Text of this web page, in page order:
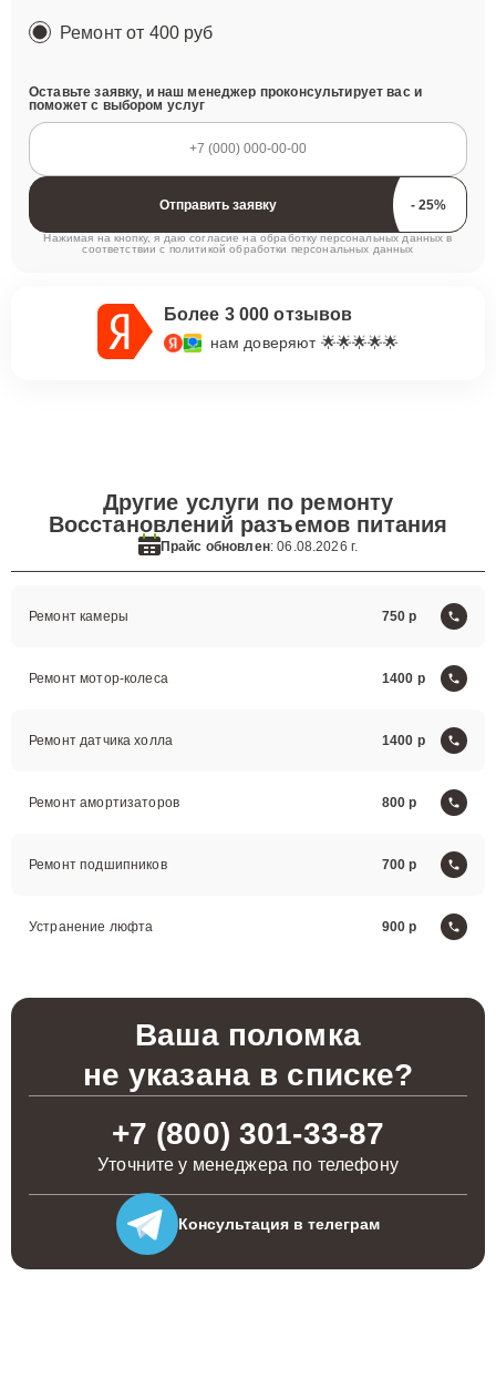
Ремонтот 400 руб
Оставьте заявку, и наш менеджер проконсультирует вас и
поможет с выбором услуг
Отправить заявку
Нажимая на кнопку, я даю согласие на обработку персональных данных в
соответствии с политикой обработки персональных данных
Более 3 000 отзывов
нам доверяют 🌟🌟🌟🌟🌟
Другие услуги по ремонту
Восстановлений разъемов питания
Прайс обновлен: 06.08.2026 г.
Ремонт камеры 750
Ремонт мотор-колеса 1400
Ремонт датчика холла 1400
Ремонт амортизаторов 800
Ремонт подшипников 700
Устранение люфта 900
Ваша поломка
не указана в списке?
+7 (800) 301-33-87
Уточните у менеджера по телефону
Консультация в телеграм